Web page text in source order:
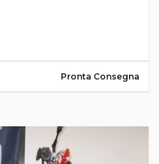
Pronta Consegna